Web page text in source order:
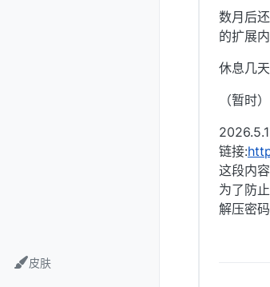
皮肤
数月后
的扩展内
休息几
（暂时
链接:
这段内
为了防
解压密